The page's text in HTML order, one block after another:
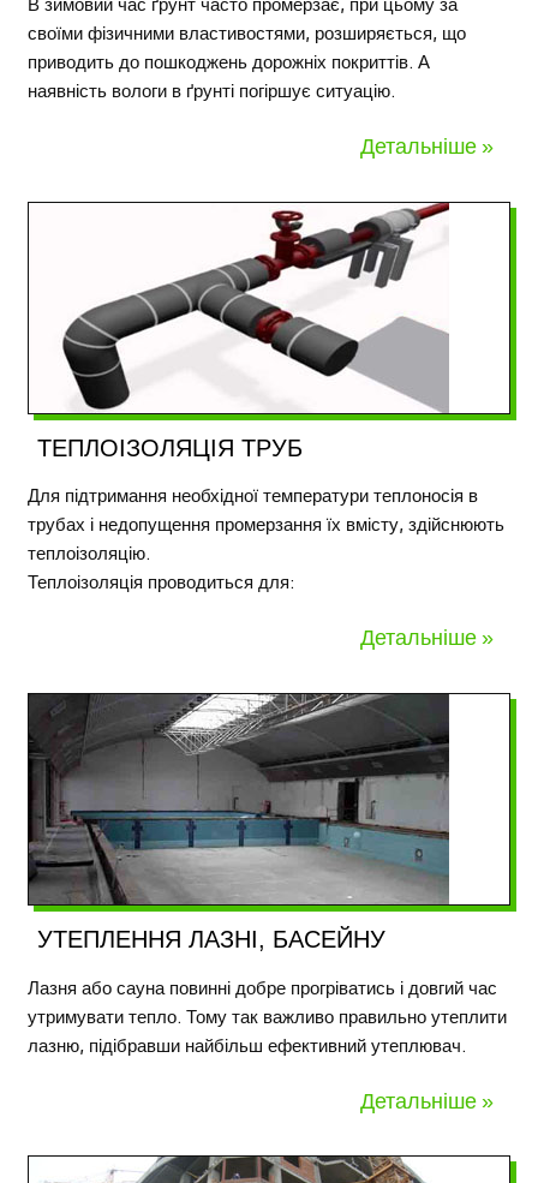
В зимовий час ґрунт часто промерзає, при цьому за
своїми фізичними властивостями, розширяється, що
приводить до пошкоджень дорожніх покриттів. А
наявність вологи в ґрунті погіршує ситуацію.
Детальніше »
ТЕПЛОІЗОЛЯЦІЯ ТРУБ
Для підтримання необхідної температури теплоносія в
трубах і недопущення промерзання їх вмісту, здійснюють
теплоізоляцію.
Теплоізоляція проводиться для:
Детальніше »
УТЕПЛЕННЯ ЛАЗНІ, БАСЕЙНУ
Лазня або сауна повинні добре прогріватись і довгий час
утримувати тепло. Тому так важливо правильно утеплити
лазню, підібравши найбільш ефективний утеплювач.
Детальніше »